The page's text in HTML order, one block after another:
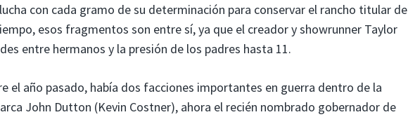
con cada gramo de su determinación para conservar el rancho titular de
esos fragmentos son entre sí, ya que el creador y showrunner Taylor
entre hermanos y la presión de los padres hasta 11.
el año pasado, había dos facciones importantes en guerra dentro de la
John Dutton (Kevin Costner), ahora el recién nombrado gobernador de